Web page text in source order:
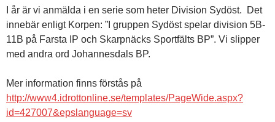
I år är vi anmälda i en serie som heter Division Sydöst. Det
innebär enligt Korpen: ”I gruppen Sydöst spelar division 5B-
11B på Farsta IP och Skarpnäcks Sportfälts BP”. Vi slipper
med andra ord Johannesdals BP.
Mer information finns förstås på
http://www4.idrottonline.se/templates/PageWide.aspx?
id=427007&epslanguage=sv